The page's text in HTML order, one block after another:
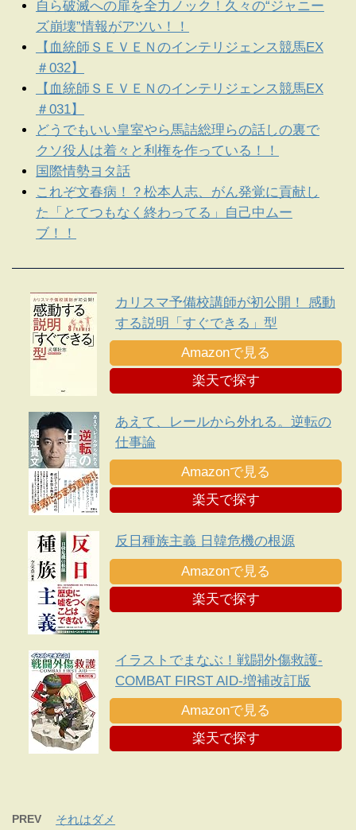
自ら破滅への扉を全力ノック！久々の“ジャニー
ズ崩壊”情報がアツい！！
【血統師ＳＥＶＥＮのインテリジェンス競馬EX
＃032】
【血統師ＳＥＶＥＮのインテリジェンス競馬EX
＃031】
どうでもいい皇室やら馬詰総理らの話しの裏で
クソ役人は着々と利権を作っている！！
国際情勢ヨタ話
これぞ文春病！？松本人志、がん発覚に貢献し
た「とてつもなく終わってる」自己中ムー
ブ！！
カリスマ予備校講師が初公開！ 感動
する説明「すぐできる」型
Amazonで見る
楽天で探す
あえて、レールから外れる。逆転の
仕事論
Amazonで見る
楽天で探す
反日種族主義 日韓危機の根源
Amazonで見る
楽天で探す
イラストでまなぶ！戦闘外傷救護-
COMBAT FIRST AID-増補改訂版
Amazonで見る
楽天で探す
PREV それはダメ